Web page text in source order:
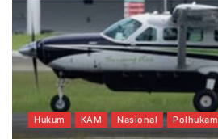
Hukum KAM Nasional Polhukam